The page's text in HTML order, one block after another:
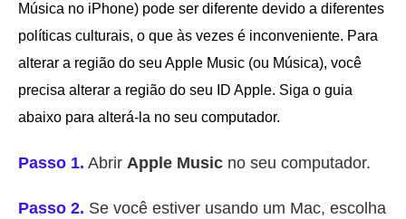
Música no iPhone) pode ser diferente devido a diferentes
políticas culturais, o que às vezes é inconveniente. Para
alterar a região do seu Apple Music (ou Música), você
precisa alterar a região do seu ID Apple. Siga o guia
abaixo para alterá-la no seu computador.
Passo 1. Abrir Apple Music no seu computador.
Passo 2. Se você estiver usando um Mac, escolha